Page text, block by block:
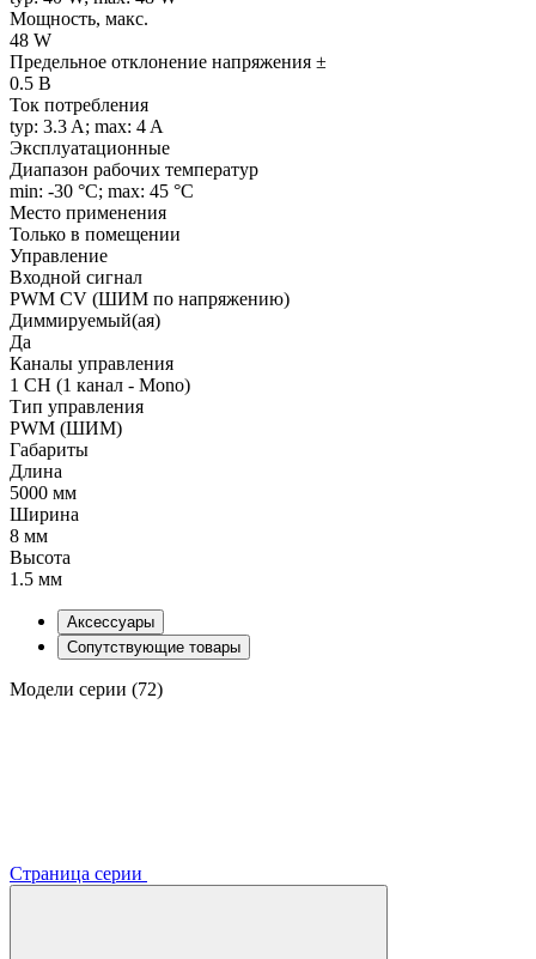
Мощность, макс.
48 W
Предельное отклонение напряжения ±
0.5 В
Ток потребления
typ: 3.3 A; max: 4 A
Эксплуатационные
Диапазон рабочих температур
min: -30 °C; max: 45 °C
Место применения
Только в помещении
Управление
Входной сигнал
PWM СV (ШИМ по напряжению)
Диммируемый(ая)
Да
Каналы управления
1 CH (1 канал - Mono)
Тип управления
PWM (ШИМ)
Габариты
Длина
5000 мм
Ширина
8 мм
Высота
1.5 мм
Аксессуары
Сопутствующие товары
Модели серии (72)
Страница серии